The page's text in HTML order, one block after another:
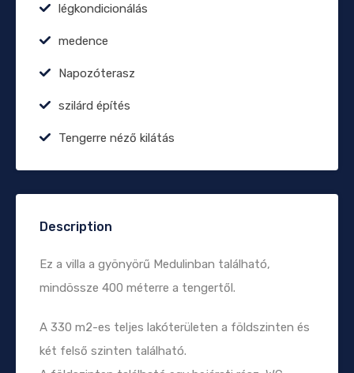
légkondicionálás
medence
Napozóterasz
szilárd építés
Tengerre néző kilátás
Description
Ez a villa a gyönyörű Medulinban található,
mindössze 400 méterre a tengertől.
A 330 m2-es teljes lakóterületen a földszinten és
két felső szinten található.